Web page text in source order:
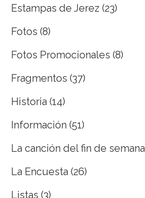
Estampas de Jerez (23)
Fotos (8)
Fotos Promocionales (8)
Fragmentos (37)
Historia (14)
Información (51)
La canción del fin de semana
La Encuesta (26)
Listas (3)